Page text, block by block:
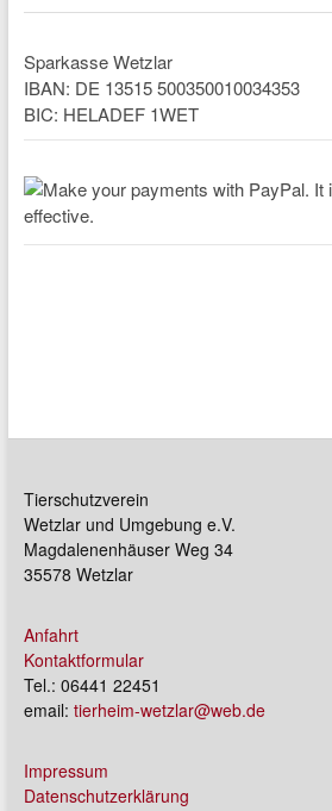
Sparkasse Wetzlar
IBAN: DE 13515 500350010034353
BIC: HELADEF 1WET
Tierschutzverein
Wetzlar und Umgebung e.V.
Magdalenenhäuser Weg 34
35578 Wetzlar
Anfahrt
Kontaktformular
Tel.: 06441 22451
email: tierheim-wetzlar@web.de
Impressum
Datenschutzerklärung